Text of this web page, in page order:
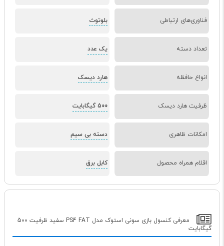
فناوری‌های ارتباطی بلوتوث
تعداد دسته یک عدد
انواع حافظه هارد دیسک
ظرفیت هارد دیسک 500 گیگابایت
امکانات ظاهری دسته بی سیم
اقلام همراه محصول کابل برق
معرفی کنسول بازی سونی استوک مدل PS4 FAT سفید ظرفیت 500
گیگابایت